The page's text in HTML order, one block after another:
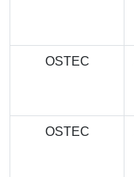
OSTEC
OSTEC